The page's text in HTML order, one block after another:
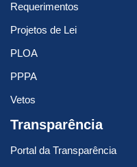
Requerimentos
Projetos de Lei
PLOA
PPPA
Vetos
Transparência
Portal da Transparência